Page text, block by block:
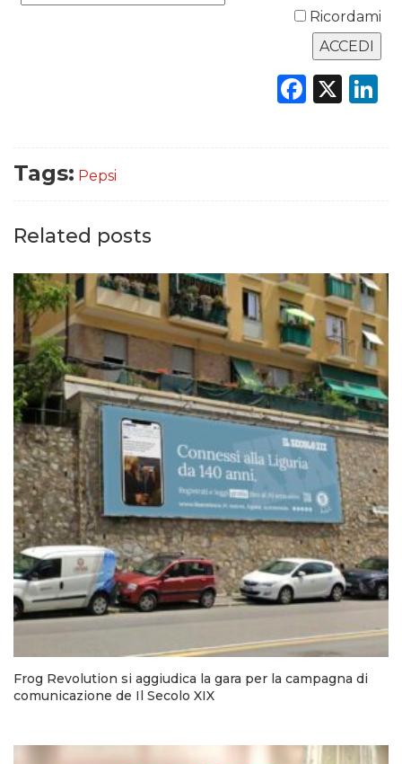
Ricordami
X
Tags: Pepsi
Related posts
Frog Revolution si aggiudica la gara per la campagna di
comunicazione de Il Secolo XIX